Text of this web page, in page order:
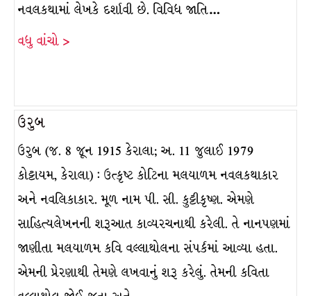
નવલકથામાં લેખકે દર્શાવી છે. વિવિધ જાતિ…
વધુ વાંચો >
ઉરુબ
ઉરુબ (જ. 8 જૂન 1915 કેરાલા; અ. 11 જુલાઈ 1979
કોટ્ટાયમ, કેરાલા) : ઉત્કૃષ્ટ કોટિના મલયાળમ નવલકથાકાર
અને નવલિકાકાર. મૂળ નામ પી. સી. કુટ્ટીકૃષ્ણ. એમણે
સાહિત્યલેખનની શરૂઆત કાવ્યરચનાથી કરેલી. તે નાનપણમાં
જાણીતા મલયાળમ કવિ વલ્લાથોલના સંપર્કમાં આવ્યા હતા.
એમની પ્રેરણાથી તેમણે લખવાનું શરૂ કરેલું. તેમની કવિતા